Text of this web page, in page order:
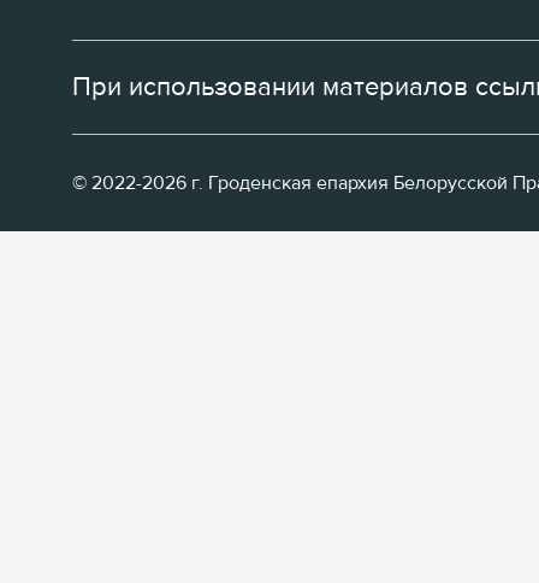
При использовании материалов
© 2022-2026 г. Гроденская епархия Белорусской